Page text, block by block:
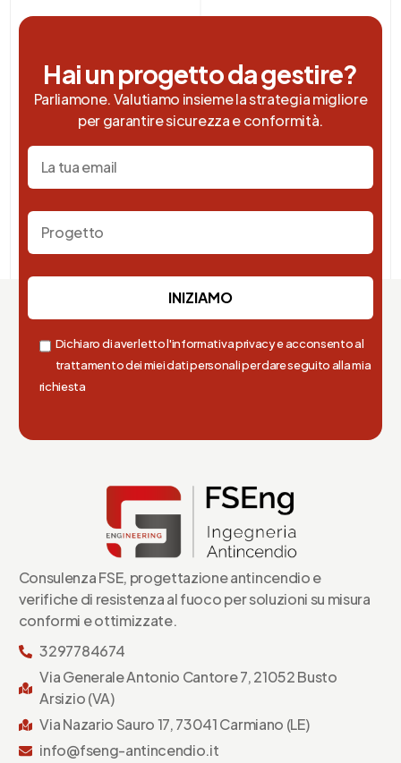
Hai un progetto da gestire?
Parliamone. Valutiamo insieme la strategia migliore
per garantire sicurezza e conformità.
Dichiaro di aver letto l'informativa privacy e acconsento al
trattamento dei miei dati personali per dare seguito alla mia
richiesta
Consulenza FSE, progettazione antincendio e
verifiche di resistenza al fuoco per soluzioni su misura
conformi e ottimizzate.
3297784674
Via Generale Antonio Cantore 7, 21052 Busto
Arsizio (VA)
Via Nazario Sauro 17, 73041 Carmiano (LE)
info@fseng-antincendio.it